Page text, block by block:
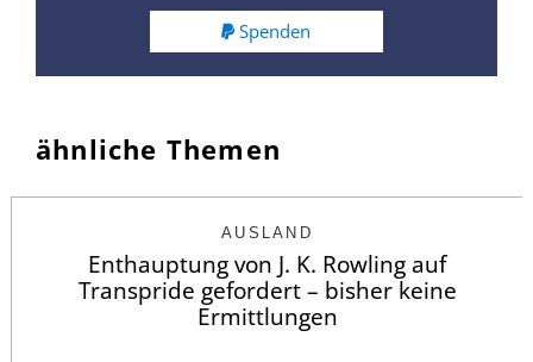
Spenden
ähnliche Themen
AUSLAND
Enthauptung von J. K. Rowling auf
Transpride gefordert – bisher keine
Ermittlungen